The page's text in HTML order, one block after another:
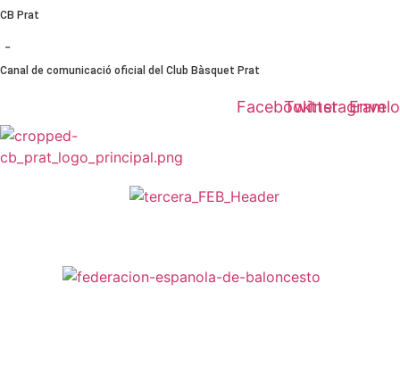
Ir
contenido
CB Prat
-
Canal de comunicació oficial del Club Bàsquet Prat
FacebookTwitter
Instagram